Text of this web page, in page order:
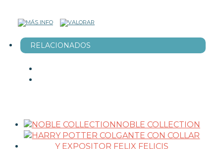
RELACIONADOS
NOBLE COLLECTION